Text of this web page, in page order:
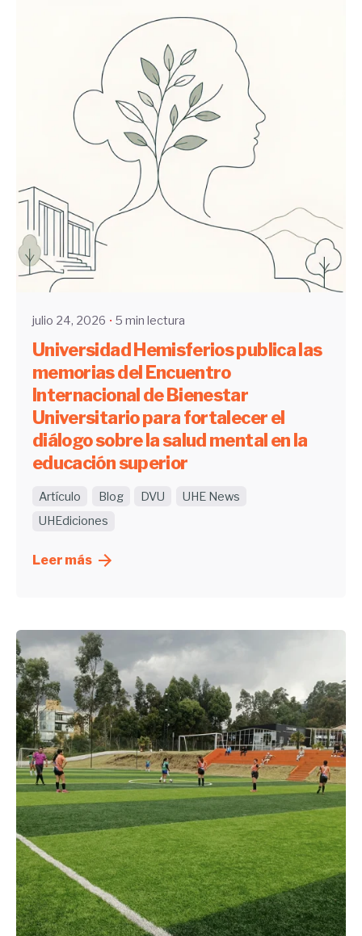
Enviado por
UHE
julio 24, 2026 5 min lectura
Universidad Hemisferios publica las
memorias del Encuentro
Internacional de Bienestar
Universitario para fortalecer el
diálogo sobre la salud mental en la
educación superior
Artículo Blog DVU
UHE News
UHEdiciones
Leer más
Enviado por